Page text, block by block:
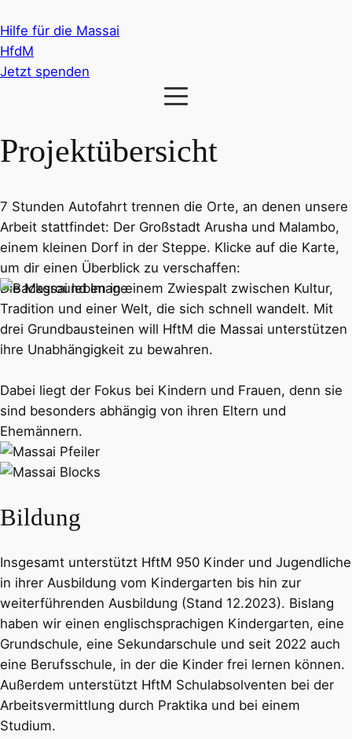
Hilfe für die Massai
HfdM
Jetzt spenden
Projektübersicht
7 Stunden Autofahrt trennen die Orte, an denen unsere
Arbeit stattfindet: Der Großstadt Arusha und Malambo,
einem kleinen Dorf in der Steppe. Klicke auf die Karte,
um dir einen Überblick zu verschaffen:
Die Massai leben in einem Zwiespalt zwischen Kultur,
Tradition und einer Welt, die sich schnell wandelt. Mit
drei Grundbausteinen will HftM die Massai unterstützen
ihre Unabhängigkeit zu bewahren.
Dabei liegt der Fokus bei Kindern und Frauen, denn sie
sind besonders abhängig von ihren Eltern und
Ehemännern.
Bildung
Insgesamt unterstützt HftM 950 Kinder und Jugendliche
in ihrer Ausbildung vom Kindergarten bis hin zur
weiterführenden Ausbildung (Stand 12.2023). Bislang
haben wir einen englischsprachigen Kindergarten, eine
Grundschule, eine Sekundarschule und seit 2022 auch
eine Berufsschule, in der die Kinder frei lernen können.
Außerdem unterstützt HftM Schulabsolventen bei der
Arbeitsvermittlung durch Praktika und bei einem
Studium.